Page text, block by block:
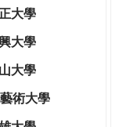
大學
大學
大學
術大學